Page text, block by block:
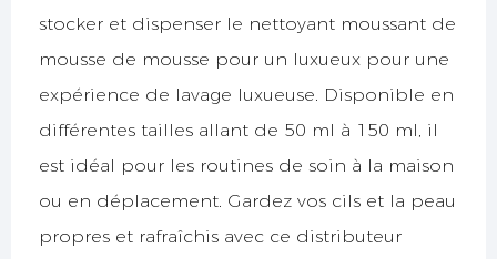
stocker et dispenser le nettoyant moussant de
mousse de mousse pour un luxueux pour une
expérience de lavage luxueuse. Disponible en
différentes tailles allant de 50 ml à 150 ml, il
est idéal pour les routines de soin à la maison
ou en déplacement. Gardez vos cils et la peau
propres et rafraîchis avec ce distributeur